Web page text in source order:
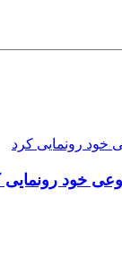
خود رونمایی